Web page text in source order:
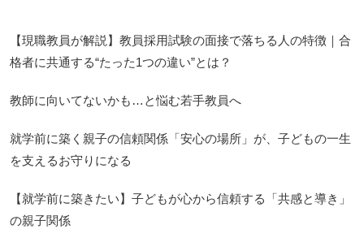
【現職教員が解説】教員採用試験の面接で落ちる人の特徴｜合
格者に共通する“たった1つの違い”とは？
教師に向いてないかも…と悩む若手教員へ
就学前に築く親子の信頼関係「安心の場所」が、子どもの一生
を支えるお守りになる
【就学前に築きたい】子どもが心から信頼する「共感と導き」
の親子関係